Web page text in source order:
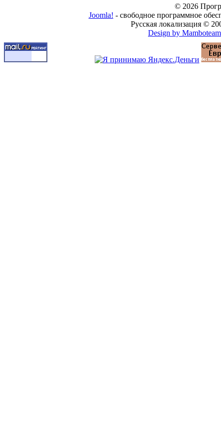
© 2026
Joomla! - свободное программное
Русская локализация ©
Design by